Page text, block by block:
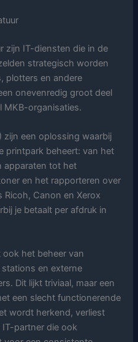
zijn IT-diensten die in de
strategisch worden
plotters en andere
onevenredig groot deel
MKB-organisaties.
zijn een oplossing waarbij
printpark beheert: van het
apparaten tot het
en het rapporteren over
Ricoh, Canon en Xerox
je betaalt per afdruk in
ook het beheer van
en externe
Dit lijkt triviaal, maar een
een slecht functionerende
wordt herkend, verliest
IT-partner die ook